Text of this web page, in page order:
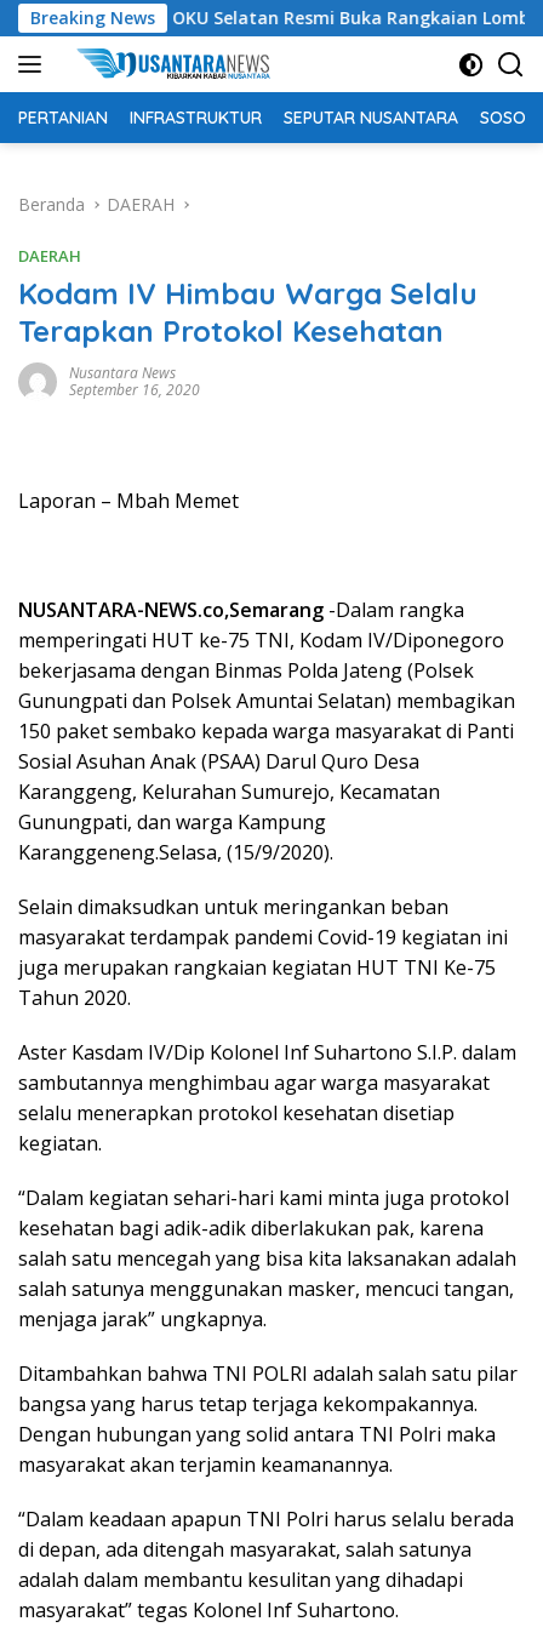
Langsung
ke
konten
Breaking News
OKU Selatan Resmi Buka Rangkaian Lomba Peringatan
PERTANIAN INFRASTRUKTUR SEPUTAR NUSANTARA SOSOK
Beranda DAERAH
DAERAH
Kodam IV Himbau Warga Selalu
Terapkan Protokol Kesehatan
Nusantara News
September 16, 2020
Laporan – Mbah Memet
NUSANTARA-NEWS.co,Semarang -Dalam rangka
memperingati HUT ke-75 TNI, Kodam IV/Diponegoro
bekerjasama dengan Binmas Polda Jateng (Polsek
Gunungpati dan Polsek Amuntai Selatan) membagikan
150 paket sembako kepada warga masyarakat di Panti
Sosial Asuhan Anak (PSAA) Darul Quro Desa
Karanggeng, Kelurahan Sumurejo, Kecamatan
Gunungpati, dan warga Kampung
Karanggeneng.Selasa, (15/9/2020).
Selain dimaksudkan untuk meringankan beban
masyarakat terdampak pandemi Covid-19 kegiatan ini
juga merupakan rangkaian kegiatan HUT TNI Ke-75
Tahun 2020.
Aster Kasdam IV/Dip Kolonel Inf Suhartono S.I.P. dalam
sambutannya menghimbau agar warga masyarakat
selalu menerapkan protokol kesehatan disetiap
kegiatan.
“Dalam kegiatan sehari-hari kami minta juga protokol
kesehatan bagi adik-adik diberlakukan pak, karena
salah satu mencegah yang bisa kita laksanakan adalah
salah satunya menggunakan masker, mencuci tangan,
menjaga jarak” ungkapnya.
Ditambahkan bahwa TNI POLRI adalah salah satu pilar
bangsa yang harus tetap terjaga kekompakannya.
Dengan hubungan yang solid antara TNI Polri maka
masyarakat akan terjamin keamanannya.
“Dalam keadaan apapun TNI Polri harus selalu berada
di depan, ada ditengah masyarakat, salah satunya
adalah dalam membantu kesulitan yang dihadapi
masyarakat” tegas Kolonel Inf Suhartono.